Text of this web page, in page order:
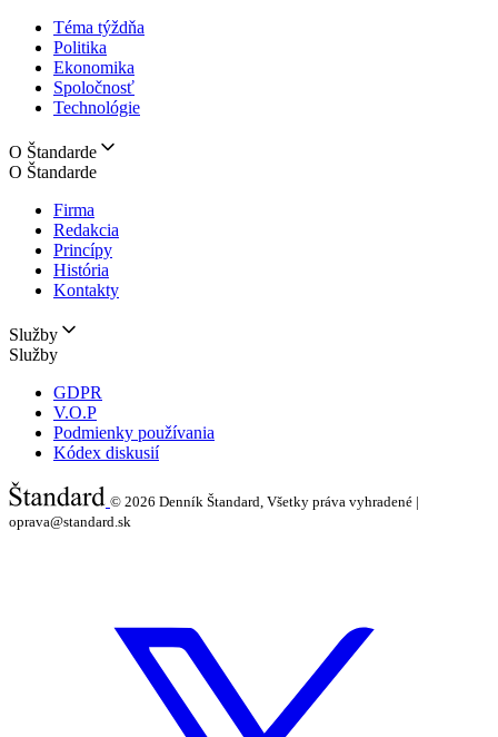
Téma týždňa
Politika
Ekonomika
Spoločnosť
Technológie
O Štandarde
O Štandarde
Firma
Redakcia
Princípy
História
Kontakty
Služby
Služby
GDPR
V.O.P
Podmienky používania
Kódex diskusií
© 2026 Denník Štandard, Všetky práva vyhradené |
oprava@standard.sk